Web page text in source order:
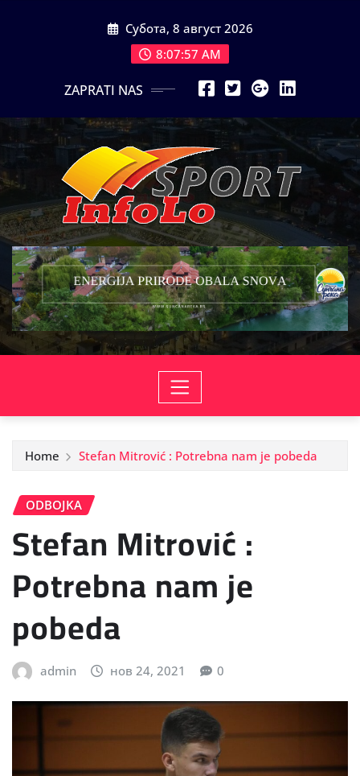
Субота, 8 август 2026
8:07:59 AM
ZAPRATI NAS
Home Stefan Mitrović : Potrebna nam je pobeda
ODBOJKA
Stefan Mitrović :
Potrebna nam je
pobeda
admin нов 24, 2021 0